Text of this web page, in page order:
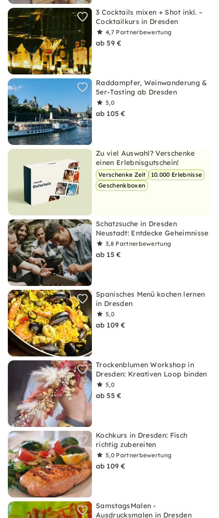
3 Cocktails mixen + Shot inkl. –
Cocktailkurs in Dresden
4,7 Partnerbewertung
ab 59 €
Raddampfer, Weinwanderung &
5er-Tasting ab Dresden
5,0
ab 105 €
Zu viel Auswahl? Verschenke
einen Erlebnisgutschein!
Verschenke Zeit
10.000 Erlebnisse
Geschenkboxen
Schatzsuche in Dresden
Neustadt: Entdecke Geheimnisse
3,8 Partnerbewertung
ab 15 €
Spanisches Menü kochen lernen
in Dresden
5,0
ab 109 €
Trockenblumen Workshop in
Dresden: Kreativen Loop binden
5,0
ab 55 €
Kochkurs in Dresden: Fisch
richtig zubereiten
5,0 Partnerbewertung
ab 109 €
SamstagsMalen -
Ausdrucksmalen in Dresden